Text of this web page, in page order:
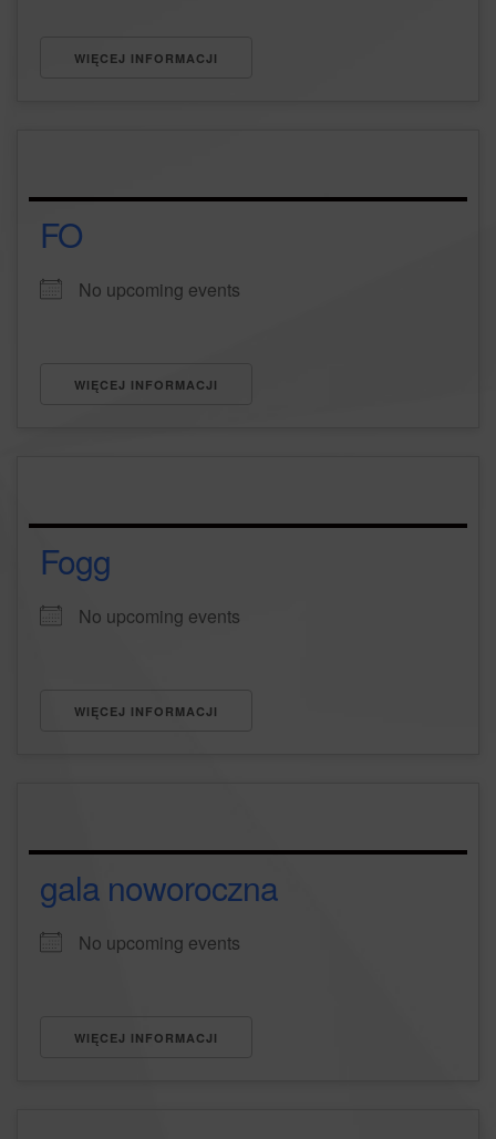
WIĘCEJ INFORMACJI
FO
No upcoming events
WIĘCEJ INFORMACJI
Fogg
No upcoming events
WIĘCEJ INFORMACJI
gala noworoczna
No upcoming events
WIĘCEJ INFORMACJI